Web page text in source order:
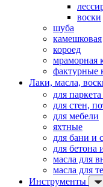
воски
шуба
камешковая
короед
мраморная
фактурные
Лаки, масла,
для
для стен,
для мебели
яхтные
для бани и
для бетона
масла для
масла для
Инструменты